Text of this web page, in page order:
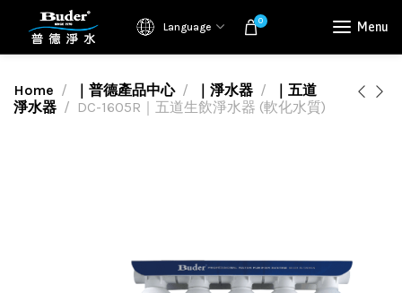
Language 0 Menu
Home ｜普德產品中心 ｜淨水器
｜五道
淨水器
DC-1605R｜五道生飲淨水器 (軟化水質)